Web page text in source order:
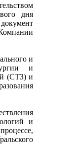
дня
и
и
(СТЗ) и
и